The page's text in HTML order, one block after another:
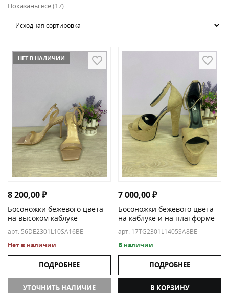
Показаны все (17)
НЕТ В НАЛИЧИИ
8 200,00₽
Босоножки бежевого цвета
на высоком каблуке
арт. 56DE2301L10SA16BE
Нет в наличии
ПОДРОБНЕЕ
УТОЧНИТЬ НАЛИЧИЕ
7 000,00₽
Босоножки бежевого цвета
на каблуке и на платформе
арт. 17TG2301L1405SA8BE
В наличии
ПОДРОБНЕЕ
В КОРЗИНУ